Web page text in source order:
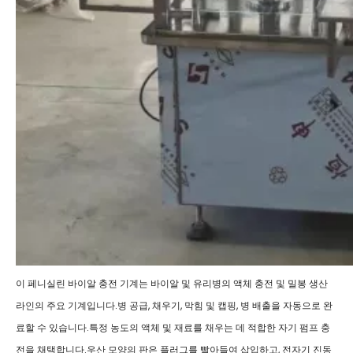
이 페니실린 바이알 충전 기계는 바이알 및 유리병의 액체 충전 및 밀봉 생산
라인의 주요 기계입니다.병 공급, 채우기, 막힘 및 캡핑, 병 배출을 자동으로 완
료할 수 있습니다.특정 농도의 액체 및 재료를 채우는 데 적합한 자기 펌프 충
전을 채택합니다.우산 모양의 판은 플러그를 빨아들여 삽입하고, 전자기 진동